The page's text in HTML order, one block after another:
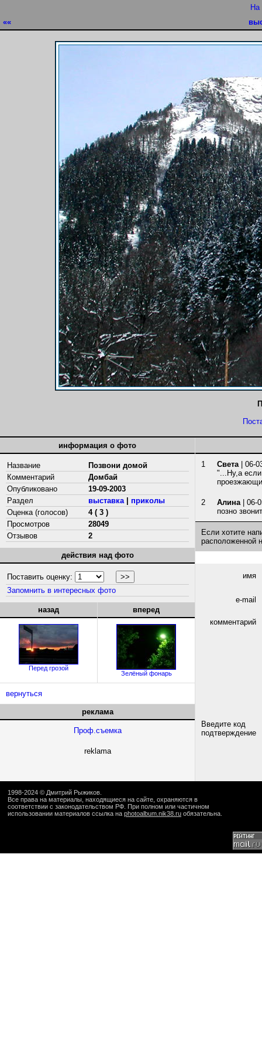
На
««
информация о фото
Название
Позвони домой
Комментарий
Домбай
Опубликовано
19-09-2003
Раздел
выставка| приколы
Оценка (голосов)
4 ( 3 )
Просмотров
28049
Отзывов
2
действия над фото
Поставить оценку:
Запомнить в интересных фото
назад
Перед грозой
вперед
Зелёный фонарь
вернуться
реклама
Проф.съемка
reklama
1 Света| 06-
"...Ну,а
2 Алина| 06-
позно
Если хотите
расположенной
имя
e-mail
комментарий
Введите код
подтверждение
1998-2024 © Дмитрий Рыжиков
Все права на материалы, находящиеся на сайте, охраняются в
соответствии с законодательством РФ. При полном или частичном
использовании материалов ссылка на photoalbum.nik38.ru обязательна.